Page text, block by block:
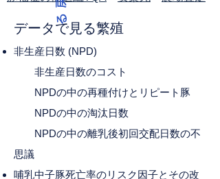
る
データで見る繁殖
非生産日数 (NPD)
非生産日数のコスト
NPDの中の再種付けとリピート豚
NPDの中の淘汰日数
NPDの中の離乳後初回交配日数の不
思議
​哺乳中子豚死亡率のリスク因子とその改